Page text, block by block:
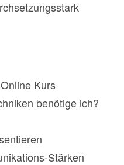
Kurs
benötige ich?
Stärken